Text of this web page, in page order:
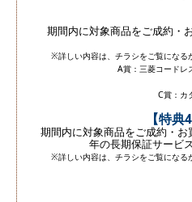
期間内に対象商品をご成約・
※詳しい内容は、チラシをご覧になる
A賞：三菱コードレ
C賞：カ
【特典4
期間内に対象商品をご成約・
年の長期保証サービ
※詳しい内容は、チラシをご覧になる